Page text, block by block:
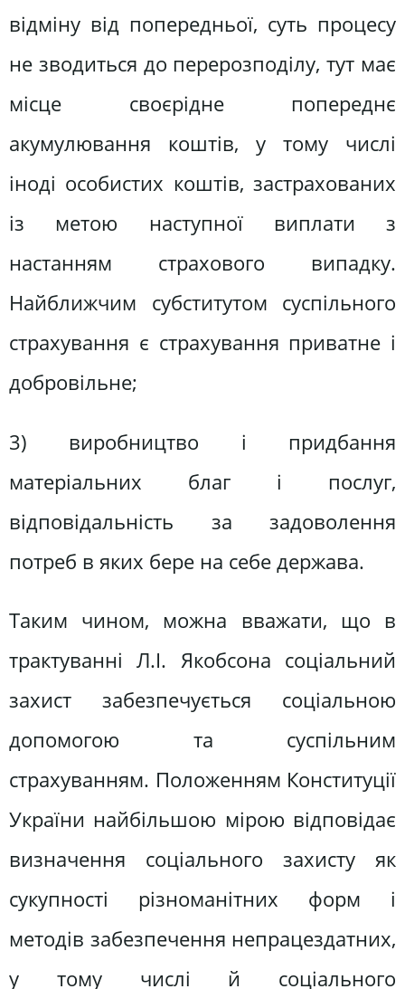
відміну від попередньої, суть процесу
не зводиться до перерозподілу, тут має
місце своєрідне попереднє
акумулювання коштів, у тому числі
іноді особистих коштів, застрахованих
із метою наступної виплати з
настанням страхового випадку.
Найближчим субститутом суспільного
страхування є страхування приватне і
добровільне;
3) виробництво і придбання
матеріальних благ і послуг,
відповідальність за задоволення
потреб в яких бере на себе держава.
Таким чином, можна вважати, що в
трактуванні Л.І. Якобсона соціальний
захист забезпечується соціальною
допомогою та суспільним
страхуванням. Положенням Конституції
України найбільшою мірою відповідає
визначення соціального захисту як
сукупності різноманітних форм і
методів забезпечення непрацездатних,
у тому числі й соціального